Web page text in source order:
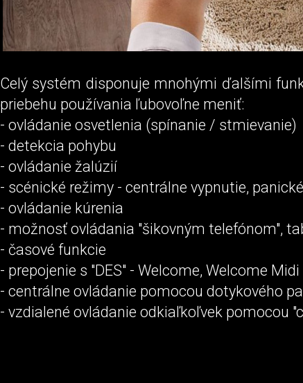
Celý systém disponuje mnohými ďalšími
priebehu používania ľubovoľne meniť:
- ovládanie osvetlenia (spínanie / stmievanie)
- detekcia pohybu
- ovládanie žalúzií
- scénické režimy - centrálne vypnutie,
- ovládanie kúrenia
- možnosť ovládania "šikovným telefónom",
- časové funkcie
- prepojenie s "DES" - Welcome, Welcome Midi
- centrálne ovládanie pomocou dotykového
- vzdialené ovládanie odkiaľkoľvek pomocou